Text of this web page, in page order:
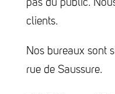
pas du public.
clients.
Nos bureaux sont
rue de Saussure.